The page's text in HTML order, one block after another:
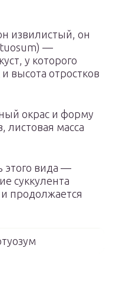
извилистый, он
—
у которого
высота отростков
окрас и форму
листовая масса
этого вида —
суккулента
продолжается